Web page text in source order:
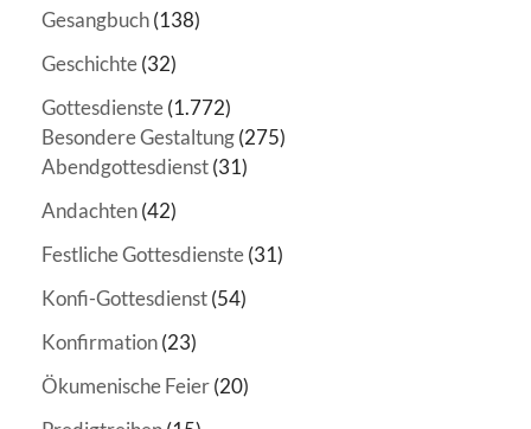
Gesangbuch(138)
Geschichte(32)
Gottesdienste(1.772)
Besondere Gestaltung(275)
Abendgottesdienst(31)
Andachten(42)
Festliche Gottesdienste(31)
Konfi-Gottesdienst(54)
Konfirmation(23)
Ökumenische Feier(20)